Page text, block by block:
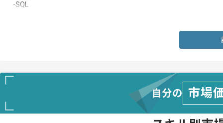
-SQL
自分の 市場